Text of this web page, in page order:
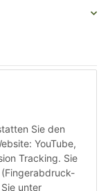
Sie den
YouTube,
Tracking. Sie
unter
Österreich